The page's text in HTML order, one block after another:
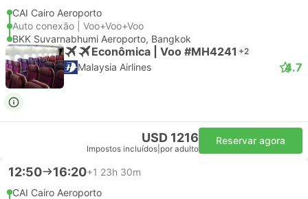
CAI Cairo Aeroporto
Auto conexão | Voo+Voo+Voo
BKK Suvarnabhumi Aeroporto, Bangkok
Econômica | Voo #MH4241 +2
Malaysia Airlines 4.7
USD 1216
Impostos incluídos por adulto
Reservar agora
12:50 16:20+1 23h 30m
CAI Cairo Aeroporto